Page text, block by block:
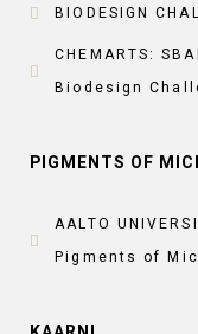
BIODESIGN
CHEMARTS:
Biodesign
PIGMENTS OF
AALTO
Pigments of